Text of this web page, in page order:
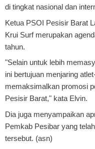
di tingkat nasional dan
Ketua PSOI Pesisir Barat
Krui Surf merupakan
tahun.
"Selain untuk lebih
ini bertujuan menjaring
memaksimalkan promosi
Pesisir Barat," kata Elvin.
Dia juga menyampaikan
Pemkab Pesibar yang
tersebut. (asn)